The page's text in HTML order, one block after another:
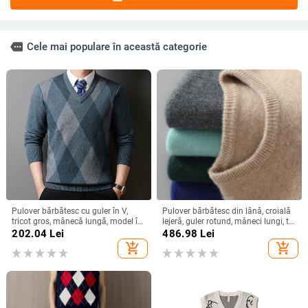
more Cele mai populare în această categorie
Pulover bărbătesc cu guler în V,
tricot gros, mânecă lungă, model în
carouri
202.04 Lei
add_shopping_cart
Pulover bărbătesc din lână, croială
lejeră, guler rotund, mâneci lungi, tiv
ribat, 100% lână australiană
486.98 Lei
add_shopping_cart